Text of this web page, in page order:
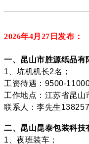
2026年4月27 日发布：
一、昆山市胜源纸品有
1、坑机机长2名；
工资待遇：9500-
工作地点：江苏省昆
联系人：李先生
二、昆山昆泰包装科技
1、夜班装车；